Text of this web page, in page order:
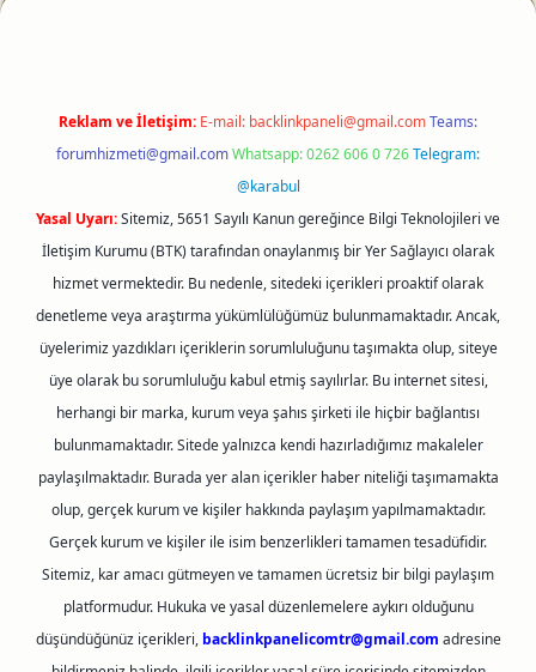
Reklam ve İletişim: E-mail: backlinkpaneli@gmail.comTeams:
forumhizmeti@gmail.comWhatsapp: 0262 606 0 726Telegram:
@karabul
Yasal Uyarı:Sitemiz, 5651 Sayılı Kanun gereğince Bilgi Teknolojileri ve
İletişim Kurumu (BTK) tarafından onaylanmış bir Yer Sağlayıcı olarak
hizmet vermektedir. Bu nedenle, sitedeki içerikleri proaktif olarak
denetleme veya araştırma yükümlülüğümüz bulunmamaktadır. Ancak,
üyelerimiz yazdıkları içeriklerin sorumluluğunu taşımakta olup, siteye
üye olarak bu sorumluluğu kabul etmiş sayılırlar. Bu internet sitesi,
herhangi bir marka, kurum veya şahıs şirketi ile hiçbir bağlantısı
bulunmamaktadır. Sitede yalnızca kendi hazırladığımız makaleler
paylaşılmaktadır. Burada yer alan içerikler haber niteliği taşımamakta
olup, gerçek kurum ve kişiler hakkında paylaşım yapılmamaktadır.
Gerçek kurum ve kişiler ile isim benzerlikleri tamamen tesadüfidir.
Sitemiz, kar amacı gütmeyen ve tamamen ücretsiz bir bilgi paylaşım
platformudur. Hukuka ve yasal düzenlemelere aykırı olduğunu
düşündüğünüz içerikleri, backlinkpanelicomtr@gmail.com adresine